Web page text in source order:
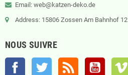
Email: web@katzen-deko.de
Address: 15806 Zossen Am Bahnhof 12
NOUS SUIVRE
Facebook Twitter Rss YouTube